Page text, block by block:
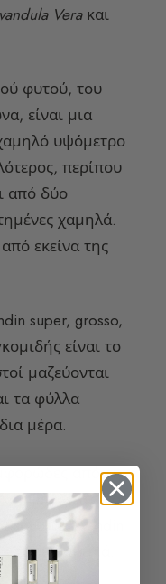
Veraκαι
φυτού, του
είναι μια
υψόμετρο
περίπου
από δύο
χαμηλά.
εκείνα της
super, grosso,
είναι το
μαζεύονται
τα φύλλα
μέρα.
από τη
λεπτό και
το lavandin
τα μαλακτικά.